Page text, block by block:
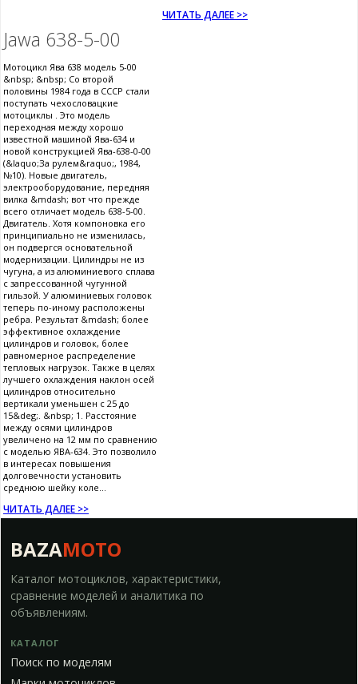
ЧИТАТЬ ДАЛЕЕ >>
Jawa 638-5-00
Мотоцикл Ява 638 модель 5-00
&nbsp; &nbsp; Со второй
половины 1984 года в СССР стали
поступать чехословацкие
мотоциклы . Это модель
переходная между хорошо
известной машиной Ява-634 и
новой конструкцией Ява-638-0-00
(&laquo;За рулем&raquo;, 1984,
№10). Новые двигатель,
электрооборудование, передняя
вилка &mdash; вот что прежде
всего отличает модель 638-5-00.
Двигатель. Хотя компоновка его
принципиально не изменилась,
он подвергся основательной
модернизации. Цилиндры не из
чугуна, а из алюминиевого сплава
с запрессованной чугунной
гильзой. У алюминиевых головок
теперь по-иному расположены
ребра. Результат &mdash; более
эффективное охлаждение
цилиндров и головок, более
равномерное распределение
тепловых нагрузок. Также в целях
лучшего охлаждения наклон осей
цилиндров относительно
вертикали уменьшен с 25 до
15&deg;. &nbsp; 1. Расстояние
между осями цилиндров
увеличено на 12 мм по сравнению
с моделью ЯВА-634. Это позволило
в интересах повышения
долговечности установить
среднюю шейку коле...
ЧИТАТЬ ДАЛЕЕ >>
BAZAMOTO
Каталог мотоциклов, характеристики,
сравнение моделей и аналитика по
объявлениям.
КАТАЛОГ
Поиск по моделям